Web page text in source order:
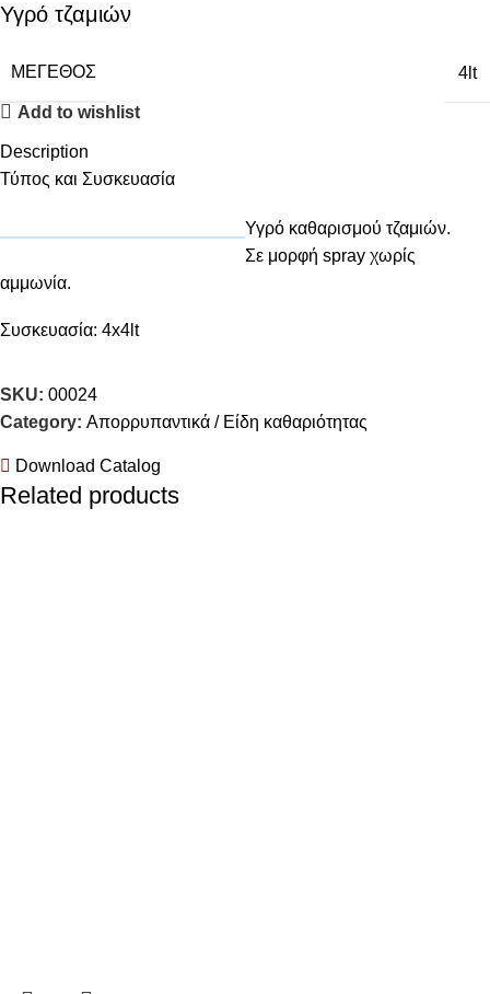
Υγρό τζαμιών
ΜΈΓΕΘΟΣ 4lt
Add to wishlist
Description
Τύπος και Συσκευασία
Υγρό καθαρισμού τζαμιών.
Σε μορφή spray χωρίς
αμμωνία.
Συσκευασία: 4x4lt
SKU: 00024
Category: Απορρυπαντικά / Είδη καθαριότητας
Download Catalog
Related products